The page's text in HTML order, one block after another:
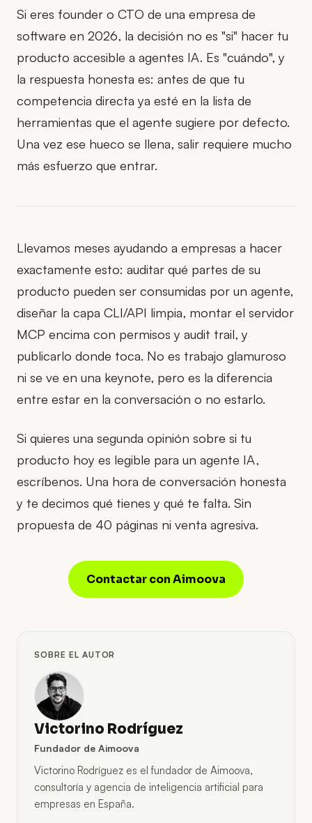
Si eres founder o CTO de una empresa de
software en 2026, la decisión no es "si" hacer tu
producto accesible a agentes IA. Es "cuándo", y
la respuesta honesta es: antes de que tu
competencia directa ya esté en la lista de
herramientas que el agente sugiere por defecto.
Una vez ese hueco se llena, salir requiere mucho
más esfuerzo que entrar.
Llevamos meses ayudando a empresas a hacer
exactamente esto: auditar qué partes de su
producto pueden ser consumidas por un agente,
diseñar la capa CLI/API limpia, montar el servidor
MCP encima con permisos y audit trail, y
publicarlo donde toca. No es trabajo glamuroso
ni se ve en una keynote, pero es la diferencia
entre estar en la conversación o no estarlo.
Si quieres una segunda opinión sobre si tu
producto hoy es legible para un agente IA,
escríbenos. Una hora de conversación honesta
y te decimos qué tienes y qué te falta. Sin
propuesta de 40 páginas ni venta agresiva.
Contactar con Aimoova
SOBRE EL AUTOR
Victorino Rodríguez
Fundador de Aimoova
Victorino Rodríguez es el fundador de Aimoova,
consultoría y agencia de inteligencia artificial para
empresas en España.